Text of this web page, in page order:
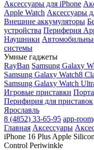
Аксессуары для iPhone
Apple Watch Аксессуары
Внешние аккумуляторы
устройства Периферия
Наушники
системы
Умные гаджеты
RayBan Samsung Galaxy
Samsung Galaxy Watch8
Samsung Galaxy Watch
Игровые приставки
Перифирия для приставок
Ярославль
8 (4852) 33-65-95 app-
Главная Аксессуары
iPhone 16 Plus Apple
Control Periwinkle